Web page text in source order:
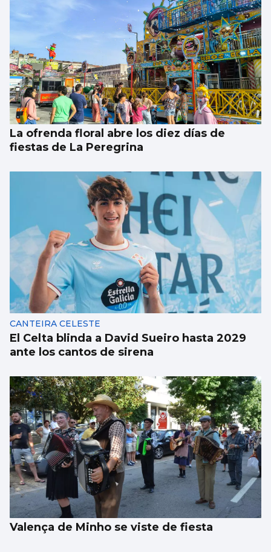
Taparse la boca, amarilla
La ofrenda floral abre los diez días de
fiestas de La Peregrina
CANTEIRA CELESTE
El Celta blinda a David Sueiro hasta 2029
ante los cantos de sirena
Valença de Minho se viste de fiesta